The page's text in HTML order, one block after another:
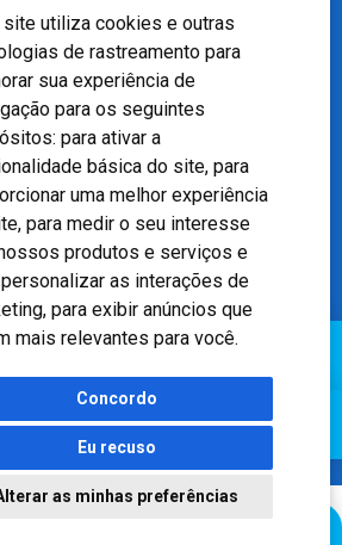
site utiliza cookies e outras
de rastreamento para
sua experiência de
para os seguintes
para ativar a
básica do site, para
uma melhor experiência
, para medir o seu interesse
produtos e serviços e
as interações de
, para exibir anúncios que
mais relevantes para você.
Concordo
Eu recuso
as minhas preferências
250 - 3º andar - Teresópolis, Porto Alegre -
5º andar – Floresta, Porto Alegre – RS,
Dr. Luiz Antonio Nasi - CREMERS 11217
de Vento - Registro Empresa (CRM-RS): 425